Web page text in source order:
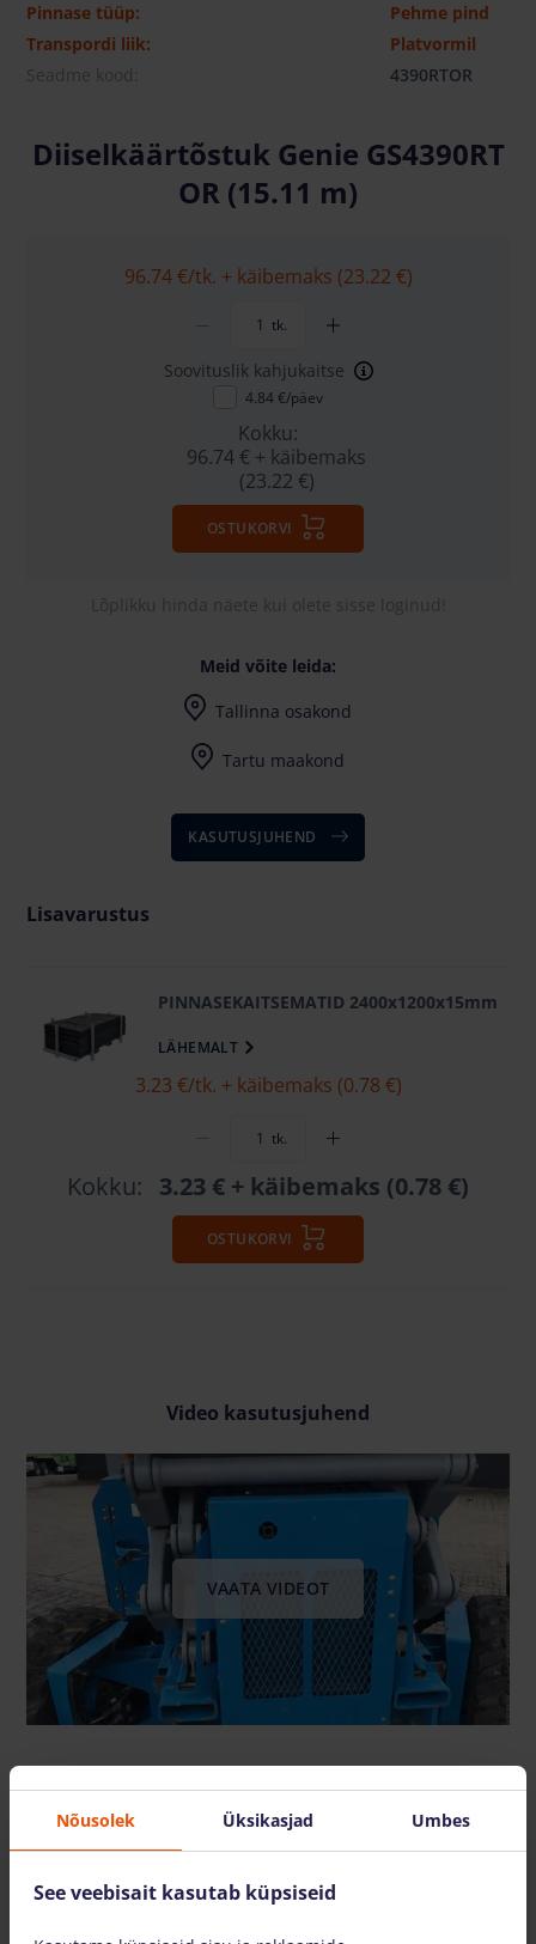
Pinnase tüüp:
Pehme pind
Transpordi liik:
Platvormil
Seadme kood:
4390RTOR
Diiselkäärtõstuk Genie GS4390RT
OR (15.11 m)
96.74 €/tk. + käibemaks (23.22 €)
tk.
Soovituslik kahjukaitse
4.84 €/päev
Kokku:
96.74 € + käibemaks
(23.22 €)
OSTUKORVI
Lõplikku hinda näete kui olete sisse loginud!
Meid võite leida:
Tallinna osakond
Tartu maakond
KASUTUSJUHEND
Lisavarustus
PINNASEKAITSEMATID 2400x1200x15mm
LÄHEMALT
3.23 €/tk. + käibemaks (0.78 €)
tk.
Kokku: 3.23 € + käibemaks (0.78 €)
OSTUKORVI
Video kasutusjuhend
VAATA VIDEOT
Samuti pakume
Nõusolek Üksikasjad Umbes
See veebisait kasutab küpsiseid